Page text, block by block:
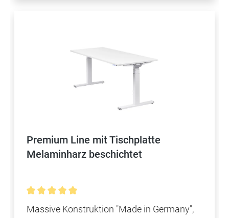
Premium Line mit Tischplatte
Melaminharz beschichtet
Durchschnittliche Bewertung von 5 von 5 Sternen
Massive Konstruktion "Made in Germany",